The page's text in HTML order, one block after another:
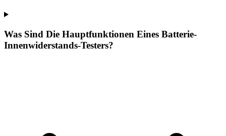
Was Sind Die Hauptfunktionen Eines Batterie-
Innenwiderstands-Testers?